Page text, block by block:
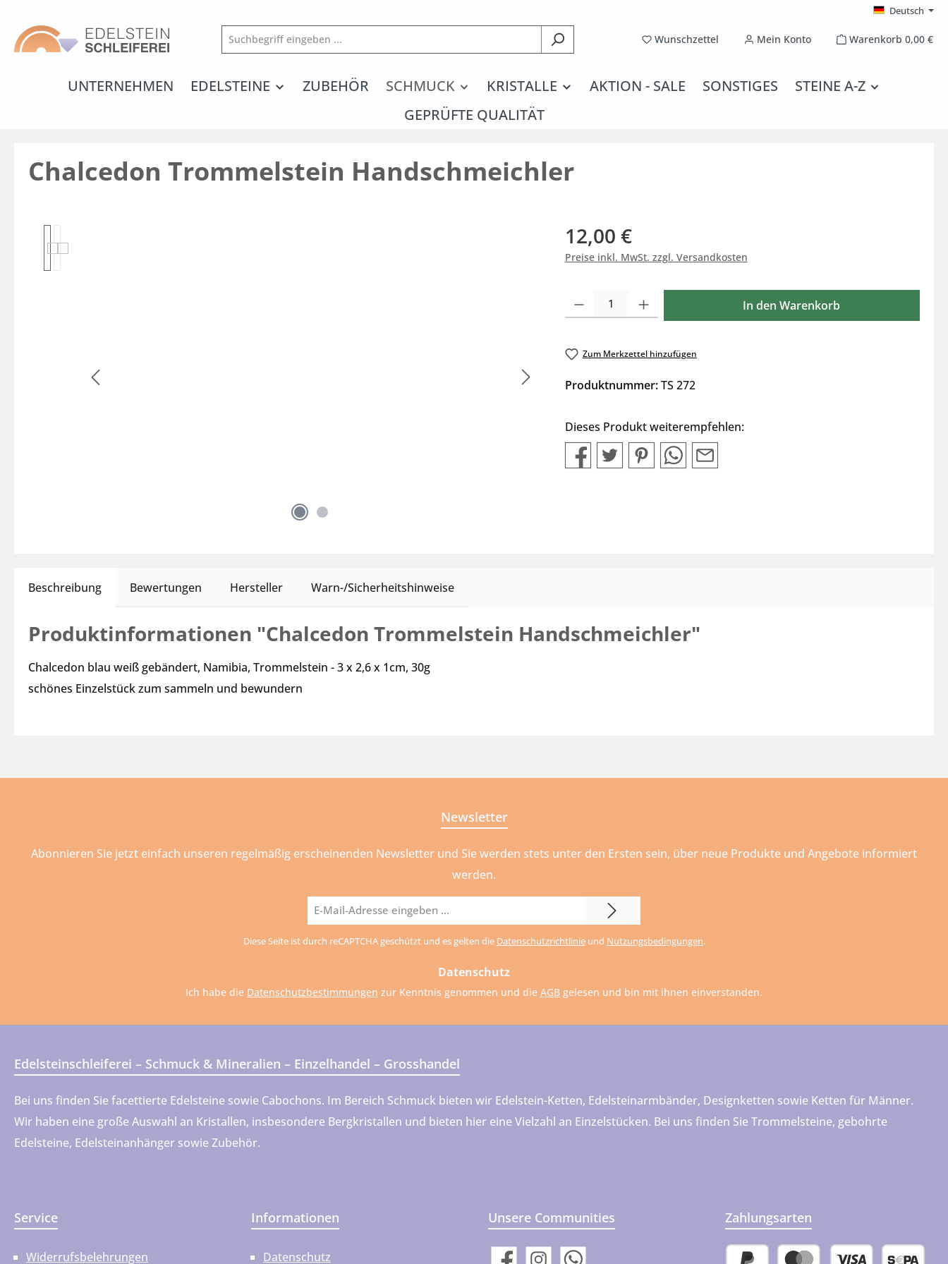
Deutsch
Wunschzettel Du hast 0 Produkte auf dem Merkzettel
Mein Konto Warenkorb 0,00 €
UNTERNEHMEN EDELSTEINE ZUBEHÖR SCHMUCK KRISTALLE AKTION - SALE SONSTIGES
STEINE A-Z
GEPRÜFTE QUALITÄT
Chalcedon Trommelstein Handschmeichler
12,00 €
Preise inkl. MwSt. zzgl. Versandkosten
Produkt Anzahl: Gib den gewünschten Wert ein oder benutze die Schaltflächen um die
In den Warenkorb
Zum Merkzettel hinzufügen
Produktnummer:TS 272
Dieses Produkt weiterempfehlen:
Beschreibung Bewertungen Hersteller Warn-/Sicherheitshinweise
Produktinformationen "Chalcedon Trommelstein Handschmeichler"
Chalcedon blau weiß gebändert, Namibia, Trommelstein - 3 x 2,6 x 1cm, 30g
schönes Einzelstück zum sammeln und bewundern
Newsletter
Abonnieren Sie jetzt einfach unseren regelmäßig erscheinenden Newsletter und Sie werden stets unter den Ersten sein, über neue Produkte und Angebote informiert
werden.
E-
Mail-
Diese Seite ist durch reCAPTCHA geschützt und es gelten die Datenschutzrichtlinieund Nutzungsbedingungen.
Datenschutz
Ich habe die Datenschutzbestimmungen zur Kenntnis genommen und die AGB gelesen und bin mit ihnen einverstanden.
Edelsteinschleiferei – Schmuck & Mineralien – Einzelhandel – Grosshandel
Bei uns finden Sie facettierte Edelsteine sowie Cabochons. Im Bereich Schmuck bieten wir Edelstein-Ketten, Edelsteinarmbänder, Designketten sowie Ketten für Männer.
Wir haben eine große Auswahl an Kristallen, insbesondere Bergkristallen und bieten hier eine Vielzahl an Einzelstücken. Bei uns finden Sie Trommelsteine, gebohrte
Edelsteine, Edelsteinanhänger sowie Zubehör.
Service
Widerrufsbelehrungen
Informationen
Datenschutz
Unsere Communities Zahlungsarten